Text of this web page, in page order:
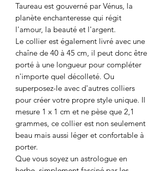
Taureau est gouverné par Vénus, la
planète enchanteresse qui régit
l'amour, la beauté et l'argent.
Le collier est également livré avec une
chaîne de 40 à 45 cm, il peut donc être
porté à une longueur pour compléter
n'importe quel décolleté. Ou
superposez-le avec d'autres colliers
pour créer votre propre style unique. Il
mesure 1 x 1 cm et ne pèse que 2,1
grammes, ce collier est non seulement
beau mais aussi léger et confortable à
porter.
Que vous soyez un astrologue en